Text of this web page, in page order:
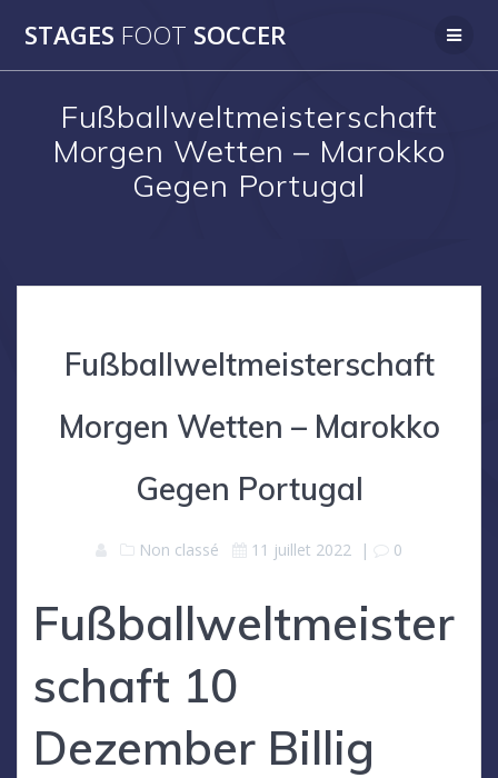
to
STAGES FOOT SOCCER
Fußballweltmeisterschaft
Morgen Wetten – Marokko
Gegen Portugal
Fußballweltmeisterschaft
Morgen Wetten – Marokko
Gegen Portugal
Non classé 11 juillet 2022 | 0
Fußballweltmeister
schaft 10
Dezember Billig